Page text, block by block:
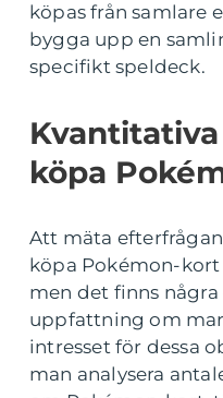
köpas från samlare
bygga upp en
specifikt speldeck.
köpa
Att mäta
köpa Pokémon-kort
men det finns
uppfattning om
intresset för dessa
man analysera